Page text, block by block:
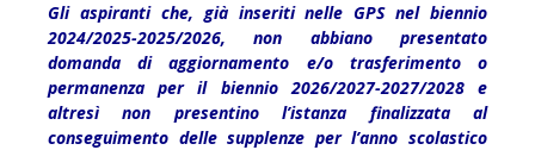
Gli aspiranti che, già inseriti nelle GPS nel biennio
2024/2025-2025/2026, non abbiano presentato
domanda di aggiornamento e/o trasferimento o
permanenza per il biennio 2026/2027-2027/2028 e
altresì non presentino l’istanza finalizzata al
conseguimento delle supplenze per l’anno scolastico